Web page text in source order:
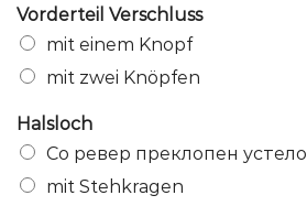
Vorderteil Verschluss
mit einem Knopf
mit zwei Knöpfen
Halsloch
Со ревер преклопен устело
mit Stehkragen